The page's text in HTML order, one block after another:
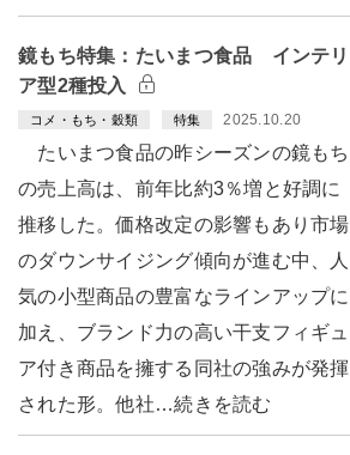
鏡もち特集：たいまつ食品 インテリ
ア型2種投入
コメ・もち・穀類 特集 2025.10.20
たいまつ食品の昨シーズンの鏡もち
の売上高は、前年比約3％増と好調に
推移した。価格改定の影響もあり市場
のダウンサイジング傾向が進む中、人
気の小型商品の豊富なラインアップに
加え、ブランド力の高い干支フィギュ
ア付き商品を擁する同社の強みが発揮
された形。他社…続きを読む